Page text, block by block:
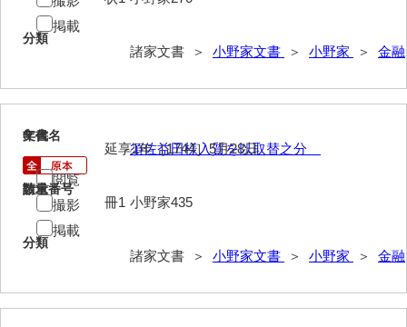
馬屋原家文書
江浪家文書
相木家文書
分類
諸家文書 ＞ 小野家文書 ＞ 小野家 ＞ 金融
掲載
6
文書名
須佐益田様入質を以取替之分
請求番号
小野家435
分類
諸家文書 ＞ 小野家文書 ＞ 小野家 ＞ 金融
年代
延享1年［1744］5月28日
数量
冊1
閲覧
撮影
掲載